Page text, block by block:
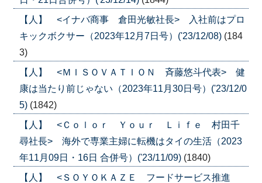
【人】 <イナバ商事 倉田光敏社長> 入社前はプロ
キックボクサー（2023年12月7日号）('23/12/08) (184
3)
【人】 <ＭＩＳＯＶＡＴＩＯＮ 斉藤悠斗代表> 健
康は当たり前じゃない（2023年11月30日号）('23/12/0
5) (1842)
【人】 <Ｃｏｌｏｒ Ｙｏｕｒ Ｌｉｆｅ 村田千
尋社長> 海外で専業主婦に転機はタイの生活（2023
年11月09日・16日 合併号）('23/11/09) (1840)
【人】 <ＳＯＹＯＫＡＺＥ フードサービス推進